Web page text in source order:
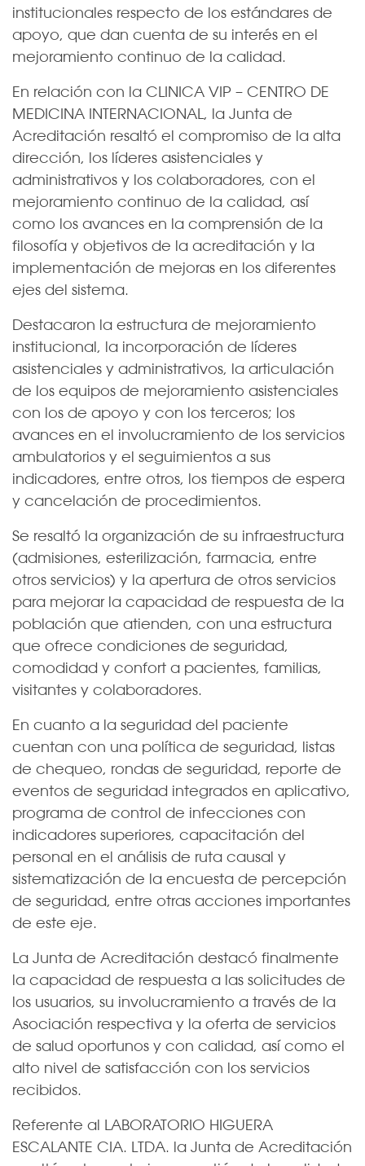
institucionales respecto de los estándares de
apoyo, que dan cuenta de su interés en el
mejoramiento continuo de la calidad.
En relación con la CLINICA VIP – CENTRO DE
MEDICINA INTERNACIONAL, la Junta de
Acreditación resaltó el compromiso de la alta
dirección, los líderes asistenciales y
administrativos y los colaboradores, con el
mejoramiento continuo de la calidad, así
como los avances en la comprensión de la
filosofía y objetivos de la acreditación y la
implementación de mejoras en los diferentes
ejes del sistema.
Destacaron la estructura de mejoramiento
institucional, la incorporación de líderes
asistenciales y administrativos, la articulación
de los equipos de mejoramiento asistenciales
con los de apoyo y con los terceros; los
avances en el involucramiento de los servicios
ambulatorios y el seguimientos a sus
indicadores, entre otros, los tiempos de espera
y cancelación de procedimientos.
Se resaltó la organización de su infraestructura
(admisiones, esterilización, farmacia, entre
otros servicios) y la apertura de otros servicios
para mejorar la capacidad de respuesta de la
población que atienden, con una estructura
que ofrece condiciones de seguridad,
comodidad y confort a pacientes, familias,
visitantes y colaboradores.
En cuanto a la seguridad del paciente
cuentan con una política de seguridad, listas
de chequeo, rondas de seguridad, reporte de
eventos de seguridad integrados en aplicativo,
programa de control de infecciones con
indicadores superiores, capacitación del
personal en el análisis de ruta causal y
sistematización de la encuesta de percepción
de seguridad, entre otras acciones importantes
de este eje.
La Junta de Acreditación destacó finalmente
la capacidad de respuesta a las solicitudes de
los usuarios, su involucramiento a través de la
Asociación respectiva y la oferta de servicios
de salud oportunos y con calidad, así como el
alto nivel de satisfacción con los servicios
recibidos.
Referente al LABORATORIO HIGUERA
ESCALANTE CIA. LTDA. la Junta de Acreditación